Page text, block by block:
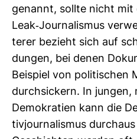
genannt, sollte nicht mit
Leak-​Jour­na­lismus
terer bezieht sich auf
dungen, bei denen
Bei­spiel von poli­ti­schen
durch­si­ckern. In jungen,
Demo­kra­tien kann die
ti­vjour­na­lismus